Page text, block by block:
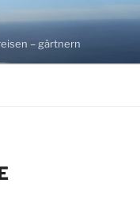
– gärtnern